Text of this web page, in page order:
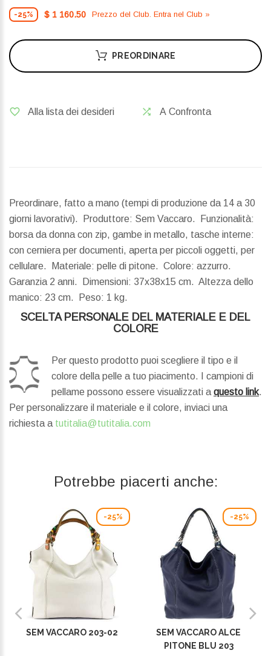
-25% $ 1 160.50 Prezzo del Сlub. Entra nel Сlub »
PREORDINARE
Alla lista dei desideri A Confronta
Preordinare, fatto a mano (tempi di produzione da 14 a 30
giorni lavorativi). Produttore: Sem Vaccaro. Funzionalità:
borsa da donna con zip, gambe in metallo, tasche interne:
con cerniera per documenti, aperta per piccoli oggetti, per
cellulare. Materiale: pelle di pitone. Colore: azzurro.
Garanzia 2 anni.
Dimensioni: 37x38x15 cm. Altezza dello
manico: 23 cm. Peso: 1 kg.
SCELTA PERSONALE DEL MATERIALE E DEL
COLORE
Per questo prodotto puoi scegliere il tipo e il
colore della pelle a tuo piacimento. I campioni di
pellame possono essere visualizzati a questo link.
Per personalizzare il materiale e il colore, inviaci una
richiesta a tutitalia@tutitalia.com
Potrebbe piacerti anche:
-25%
SEM VACCARO 203-02
-25%
SEM VACCARO ALCE
PITONE BLU 203